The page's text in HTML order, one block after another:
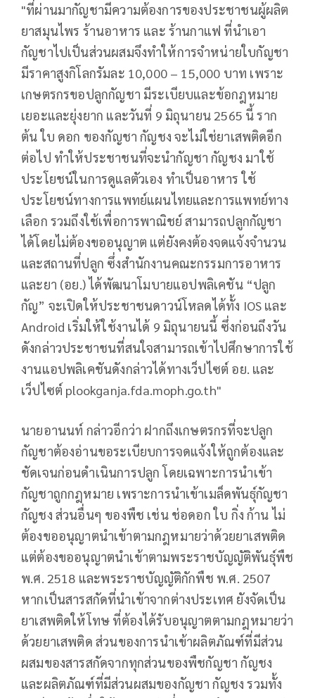
"ที่ผ่านมากัญชามีความต้องการของประชาชนผู้ผลิต
ยาสมุนไพร ร้านอาหาร และ ร้านกาแฟ ที่นำเอา
กัญชาไปเป็นส่วนผสมจึงทำให้การจำหน่ายใบกัญชา
มีราคาสูงกิโลกรัมละ 10,000 – 15,000 บาท เพราะ
เกษตรกรขอปลูกกัญชา มีระเบียบและข้อกฎหมาย
เยอะและยุ่งยาก และวันที่ 9 มิถุนายน 2565 นี้ ราก
ต้น ใบ ดอก ของกัญชา กัญชง จะไม่ใช่ยาเสพติดอีก
ต่อไป ทำให้ประชาชนที่จะนำกัญชา กัญชง มาใช้
ประโยชน์ในการดูแลตัวเอง ทำเป็นอาหาร ใช้
ประโยชน์ทางการแพทย์แผนไทยและการแพทย์ทาง
เลือก รวมถึงใช้เพื่อการพาณิชย์ สามารถปลูกกัญชา
ได้โดยไม่ต้องขออนุญาต แต่ยังคงต้องจดแจ้งจำนวน
และสถานที่ปลูก ซึ่งสำนักงานคณะกรรมการอาหาร
และยา (อย.) ได้พัฒนาโมบายแอปพลิเคชัน “ปลูก
กัญ” จะเปิดให้ประชาชนดาวน์โหลดได้ทั้ง IOS และ
Android เริ่มให้ใช้งานได้ 9 มิถุนายนนี้ ซึ่งก่อนถึงวัน
ดังกล่าวประชาชนที่สนใจสามารถเข้าไปศึกษาการใช้
งานแอปพลิเคชันดังกล่าวได้ทางเว็ปไซต์ อย. และ
เว็ปไซต์ plookganja.fda.moph.go.th"
นายอานนท์ กล่าวอีกว่า ฝากถึงเกษตรกรที่จะปลูก
กัญชาต้องอ่านขอระเบียบการจดแจ้งให้ถูกต้องและ
ชัดเจนก่อนดำเนินการปลูก โดยเฉพาะการนำเข้า
กัญชาถูกกฎหมาย เพราะการนำเข้าเมล็ดพันธุ์กัญชา
กัญชง ส่วนอื่นๆ ของพืช เช่น ช่อดอก ใบ กิ่ง ก้าน ไม่
ต้องขออนุญาตนำเข้าตามกฎหมายว่าด้วยยาเสพติด
แต่ต้องขออนุญาตนำเข้าตามพระราชบัญญัติพันธุ์พืช
พ.ศ. 2518 และพระราชบัญญัติกักพืช พ.ศ. 2507
หากเป็นสารสกัดที่นำเข้าจากต่างประเทศ ยังจัดเป็น
ยาเสพติดให้โทษ ที่ต้องได้รับอนุญาตตามกฎหมายว่า
ด้วยยาเสพติด ส่วนของการนำเข้าผลิตภัณฑ์ที่มีส่วน
ผสมของสารสกัดจากทุกส่วนของพืชกัญชา กัญชง
และผลิตภัณฑ์ที่มีส่วนผสมของกัญชา กัญชง รวมทั้ง